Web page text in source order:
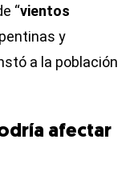
“vientos
y
a la población
afectar